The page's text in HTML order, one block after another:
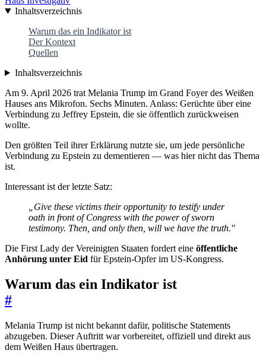
Inhaltsverzeichnis
Warum das ein Indikator ist
Der Kontext
Quellen
Inhaltsverzeichnis
Am 9. April 2026 trat Melania Trump im Grand Foyer des Weißen
Hauses ans Mikrofon. Sechs Minuten. Anlass: Gerüchte über eine
Verbindung zu Jeffrey Epstein, die sie öffentlich zurückweisen
wollte.
Den größten Teil ihrer Erklärung nutzte sie, um jede persönliche
Verbindung zu Epstein zu dementieren — was hier nicht das Thema
ist.
Interessant ist der letzte Satz:
„Give these victims their opportunity to testify under
oath in front of Congress with the power of sworn
testimony. Then, and only then, will we have the truth."
Die First Lady der Vereinigten Staaten fordert eine öffentliche
Anhörung unter Eid für Epstein-Opfer im US-Kongress.
Warum das ein Indikator ist
#
Melania Trump ist nicht bekannt dafür, politische Statements
abzugeben. Dieser Auftritt war vorbereitet, offiziell und direkt aus
dem Weißen Haus übertragen.